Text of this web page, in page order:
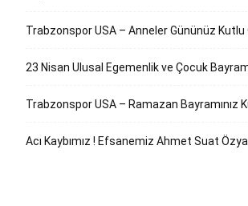
Trabzonspor USA – Anneler Gününüz Kutlu
23 Nisan Ulusal Egemenlik ve Çocuk
Trabzonspor USA – Ramazan Bayramınız
Acı Kaybımız ! Efsanemiz Ahmet Suat